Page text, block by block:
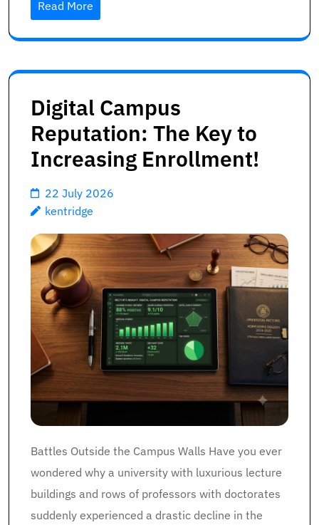
Read More
Digital Campus
Reputation: The Key to
Increasing Enrollment!
22 July 2026
kentridge
Battles Outside the Campus Walls Have you ever
wondered why a university with luxurious lecture
buildings and rows of professors with doctorates
suddenly experienced a drastic decline in the